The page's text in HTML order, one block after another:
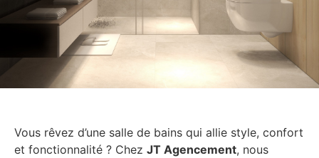
Vous rêvez d’une salle de bains qui allie style, confort
et fonctionnalité ? Chez JT Agencement, nous